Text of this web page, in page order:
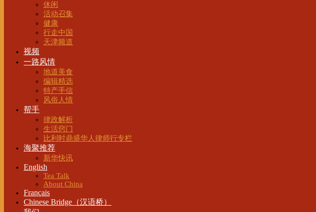
休闲
活动召集
健康
行走中国
天津频道
视频
一路风情
地道美食
编辑精选
特产手信
风俗人情
帮手
律政解析
生活窍门
比利时鼎盛华人律师行专栏
海聚推荐
新华快讯
English
Tea Talk
About China
Français
Chinese Bridge（汉语桥）